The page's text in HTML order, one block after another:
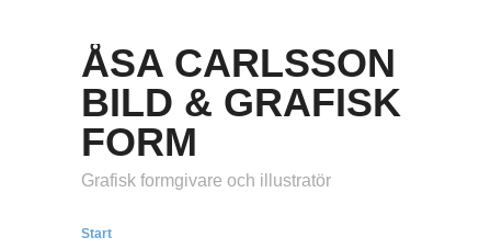
ÅSA CARLSSON
BILD & GRAFISK
FORM
Grafisk formgivare och illustratör
Start